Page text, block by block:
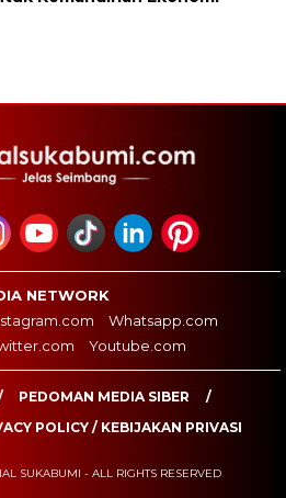
NETWORK
Whatsapp.com
Youtube.com
PEDOMAN MEDIA SIBER
POLICY / KEBIJAKAN PRIVASI
SUKABUMI - ALL RIGHTS RESERVED